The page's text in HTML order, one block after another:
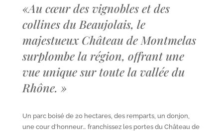
«Au cœur des vignobles et des
collines du Beaujolais, le
majestueux Château de Montmelas
surplombe la région, offrant une
vue unique sur toute la vallée du
Rhône. »
Un parc boisé de 20 hectares, des remparts, un donjon,
une cour d’honneur… franchissez les portes du Château de